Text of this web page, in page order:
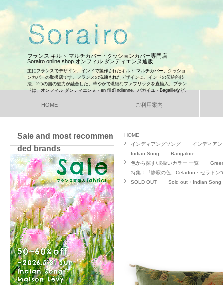
フランス キルト マルチカバー・クッションカバー専門店
Sorairo online shop オンフィル ダンディエンヌ通販
主にフランスでデザイン、インドで製作されたキルト マルチカバー、クッショ
ンカバーの取扱店です。フランスの洗練されたデザインに、インドの伝統的技
法、2つの国の魅力が融合した、華やかで繊細なファブリックを直輸入。ブラン
ドは、オンフィル ダンディエンヌ・en fil d'Indienne、バガイユ・Bagailleなど。
HOME ご利用案内
HOME
インディアングソング
インディア
Indian Song
Bangalore
色から探す/取扱いカラー 一覧
特集：『静寂の色、Celadon・セラドン
SOLD OUT
Sold out・Indian Song
Sale and most recommen
ded brands